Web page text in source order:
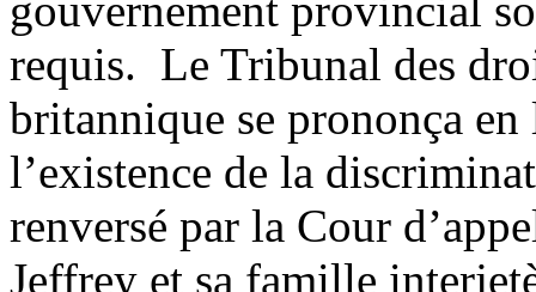
gouvernement provincial
requis. Le Tribunal des
britannique se prononça
l’existence de la
renversé par la Cour
Jeffrey et sa famille